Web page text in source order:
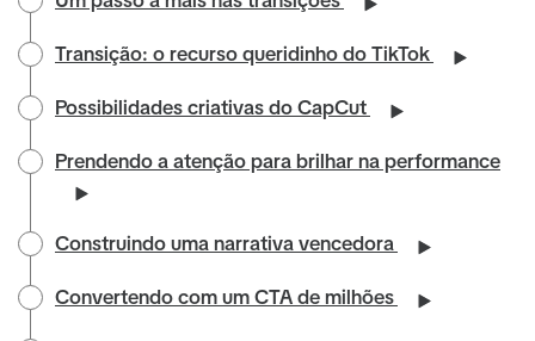
Transição: o recurso queridinho do TikTok
Possibilidades criativas do CapCut
Prendendo a atenção para brilhar na performance
Construindo uma narrativa vencedora
Convertendo com um CTA de milhões